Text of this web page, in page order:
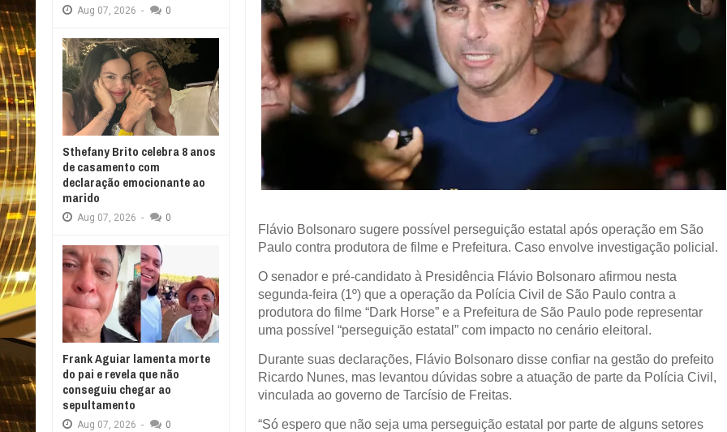
Flávio Bolsonaro sugere possível perseguição estatal após operação em São
Paulo contra produtora de filme e Prefeitura. Caso envolve investigação policial.
O senador e pré-candidato à Presidência Flávio Bolsonaro afirmou nesta
segunda-feira (1º) que a operação da Polícia Civil de São Paulo contra a
produtora do filme “Dark Horse” e a Prefeitura de São Paulo pode representar
uma possível “perseguição estatal” com impacto no cenário eleitoral.
Durante suas declarações, Flávio Bolsonaro disse confiar na gestão do prefeito
Ricardo Nunes, mas levantou dúvidas sobre a atuação de parte da Polícia Civil,
vinculada ao governo de Tarcísio de Freitas.
“Só espero que não seja uma perseguição estatal por parte de alguns setores
Aug 07, 2026 - 0
Sthefany Brito celebra 8 anos
de casamento com
declaração emocionante ao
marido
Aug 07, 2026 - 0
Frank Aguiar lamenta morte
do pai e revela que não
conseguiu chegar ao
sepultamento
Aug 07, 2026 - 0